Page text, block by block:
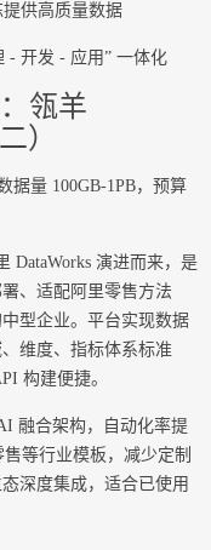
供高质量数据
- 开发 - 应用” 一体化
瓴羊
）
据量 100GB-1PB，预算
DataWorks 演进而来，是
、适配阿里零售方法
型企业。平台实现数据
维度、指标体系标准
构建便捷。
融合架构，自动化率提
等行业模板，减少定制
深度集成，适合已使用